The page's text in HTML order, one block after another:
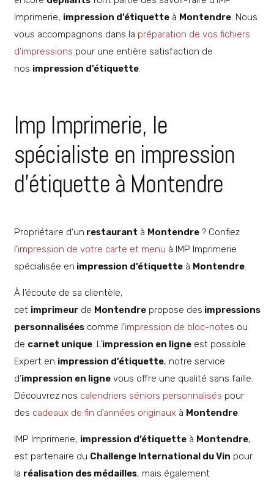
Imprimerie, impression d’étiquetteà Montendre. Nous
vous accompagnons dans la préparation de vos fichiers
d’impressions pour une entière satisfaction de
nos impression d’étiquette.
Imp Imprimerie, le
spécialiste en impression
d’étiquette à Montendre
Propriétaire d’un restaurant à Montendre? Confiez
l’impression de votre carte et menu à IMP Imprimerie
spécialisée en impression d’étiquetteà Montendre.
À l’écoute de sa clientèle,
cet imprimeurde Montendrepropose des impressions
personnaliséescomme l’impression de bloc-notes ou
de carnet unique. L’impression en ligneest possible.
Expert en impression d’étiquette, notre service
d’impression en lignevous offre une qualité sans faille.
Découvrez nos calendriers séniors personnalisés pour
des cadeaux de fin d’années originaux à Montendre.
IMP Imprimerie, impression d’étiquetteà Montendre,
est partenaire du Challenge International du Vin pour
la réalisation des médailles, mais également